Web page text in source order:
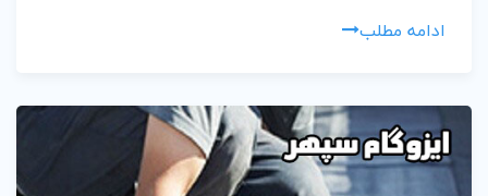
ادامه مطلب